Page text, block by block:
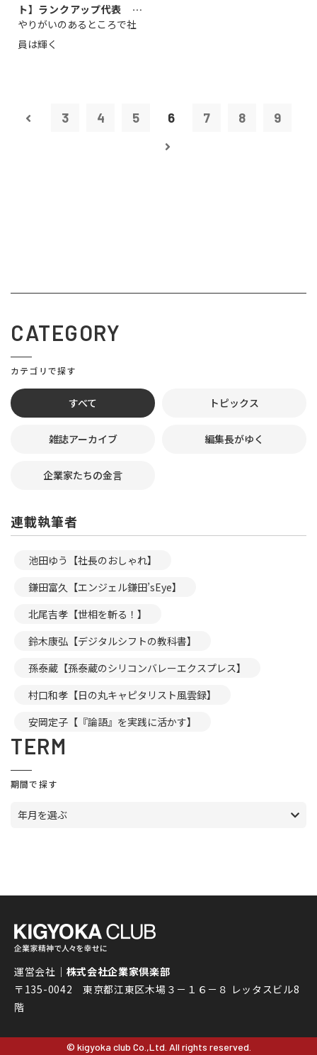
ト】ランクアップ代表 岩
崎裕美子
やりがいのあるところで社
員は輝く
3 4 5 6 7 8 9
CATEGORY
カテゴリで探す
すべて トピックス
雑誌アーカイブ 編集長がゆく
企業家たちの金言
連載執筆者
池田ゆう【社長のおしゃれ】
鎌田富久【エンジェル鎌田’sEye】
北尾吉孝【世相を斬る！】
鈴木康弘【デジタルシフトの教科書】
孫泰蔵【孫泰蔵のシリコンバレーエクスプレス】
村口和孝【日の丸キャピタリスト風雲録】
安岡定子【『論語』を実践に活かす】
TERM
期間で探す
年月を選ぶ
運営会社｜ 株式会社企業家倶楽部
〒135-0042 東京都江東区木場３－１６－８ レッタスビル8
階
© kigyoka club Co.,Ltd. All rights reserved.